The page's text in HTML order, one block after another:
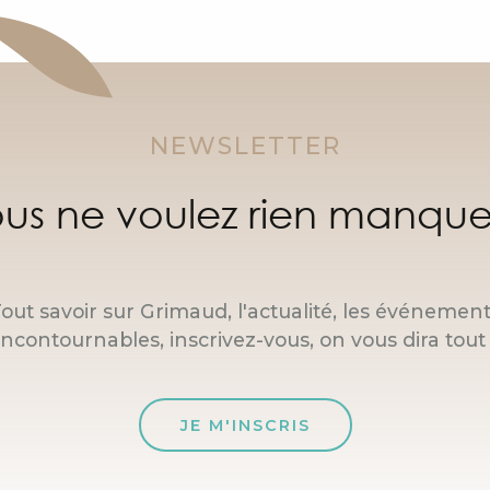
NEWSLETTER
ne voulez rien
savoir sur Grimaud, l'actualité, les
inscrivez-vous, on vous dira tout
JE M'INSCRIS